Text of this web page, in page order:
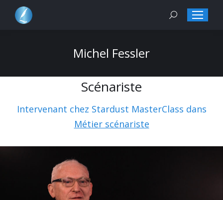
Search:
Michel Fessler
Scénariste
Intervenant chez Stardust MasterClass dans
Métier scénariste